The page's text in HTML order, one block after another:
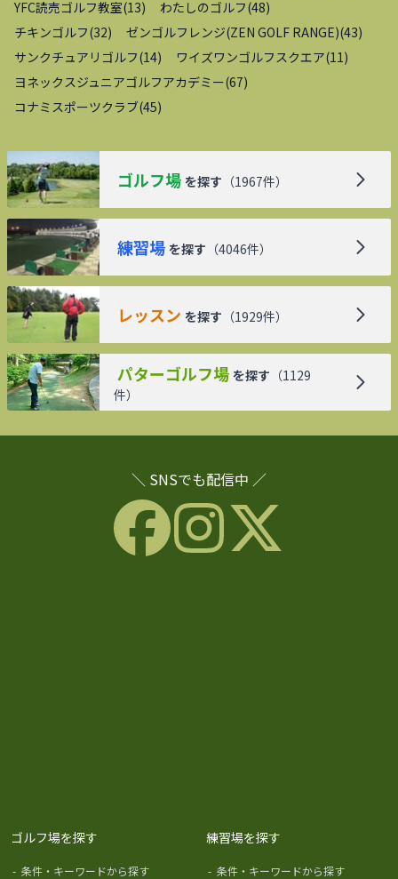
YFC読売ゴルフ教室(13) わたしのゴルフ(48)
チキンゴルフ(32) ゼンゴルフレンジ(ZEN GOLF RANGE)(43)
サンクチュアリゴルフ(14) ワイズワンゴルフスクエア(11 )
ヨネックスジュニアゴルフアカデミー(67)
コナミスポーツクラブ(45)
ゴルフ場 を探す （1967件）
練習場 を探す （4046件）
レッスン を探す （1929件）
パターゴルフ場 を探す （1129
件）
＼ SNSでも配信中 ／
ゴルフ場を探す
- 条件・キーワードから探す
練習場を探す
- 条件・キーワードから探す